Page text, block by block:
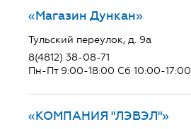
«Магазин Дункан»
Тульский переулок, д. 9а
8(4812) 38-08-71
Пн-Пт 9:00-18:00 Сб 10:00-17:00
«КОМПАНИЯ "ЛЭВЭЛ"»